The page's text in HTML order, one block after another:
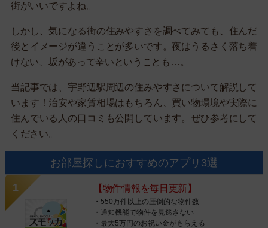
街がいいですよね。
しかし、気になる街の住みやすさを調べてみても、住んだ
後とイメージが違うことが多いです。夜はうるさく落ち着
けない、坂があって辛いということも…。
当記事では、宇野辺駅周辺の住みやすさについて解説して
います！治安や家賃相場はもちろん、買い物環境や実際に
住んでいる人の口コミも公開しています。ぜひ参考にして
ください。
お部屋探しにおすすめのアプリ3選
【物件情報を毎日更新】
・550万件以上の圧倒的な物件数
・通知機能で物件を見逃さない
・最大5万円のお祝い金がもらえる